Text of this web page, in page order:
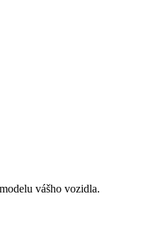
vášho vozidla.